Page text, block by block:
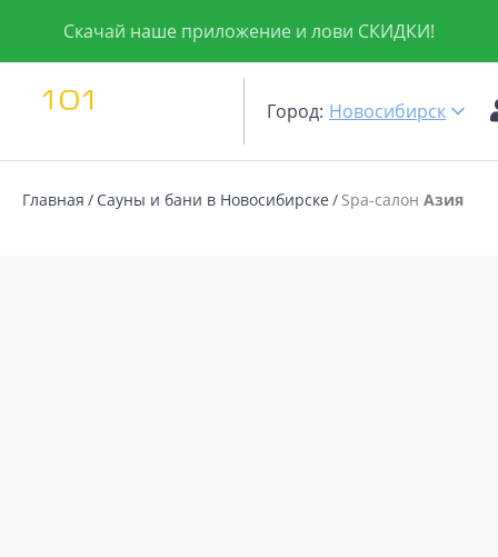
Скачай наше приложение и лови СКИДКИ!
Город: Новосибирск
Главная Сауны и бани в Новосибирске Spa-салон Азия